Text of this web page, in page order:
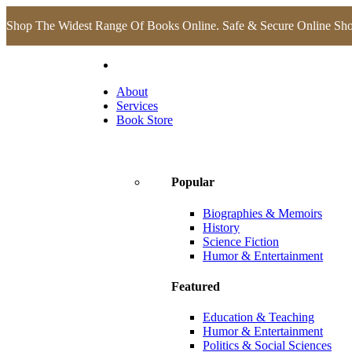
Shop The Widest Range Of Books Online. Safe & Secure Online
About
Services
Book Store
Popular
Biographies & Memoirs
History
Science Fiction
Humor & Entertainment
Featured
Education & Teaching
Humor & Entertainment
Politics & Social Sciences